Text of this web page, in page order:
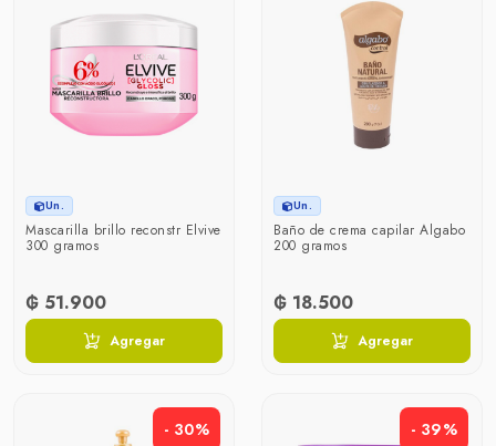
Un.
Mascarilla brillo reconstr Elvive
300 gramos
₲ 51.900
Agregar
Un.
Baño de crema capilar Algabo
200 gramos
₲ 18.500
Agregar
- 30% - 39%